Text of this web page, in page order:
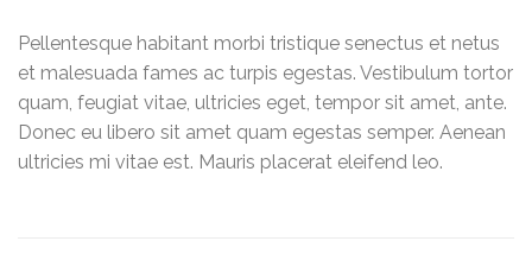
Pellentesque habitant morbi tristique senectus et netus
et malesuada fames ac turpis egestas. Vestibulum tortor
quam, feugiat vitae, ultricies eget, tempor sit amet, ante.
Donec eu libero sit amet quam egestas semper. Aenean
ultricies mi vitae est. Mauris placerat eleifend leo.